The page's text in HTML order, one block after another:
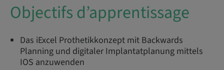
Objectifs d’apprentissage
Das iExcel Prothetikkonzept mit Backwards
Planning und digitaler Implantatplanung mittels
IOS anzuwenden